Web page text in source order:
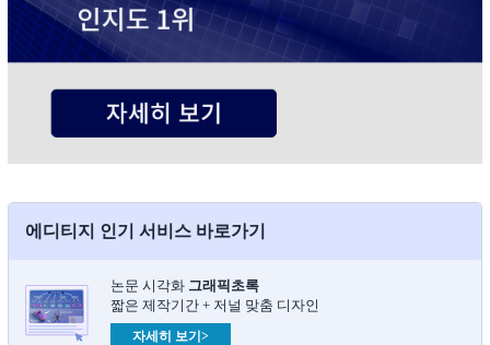
에디티지 인기 서비스 바로가기
논문 시각화 그래픽초록​
짧은 제작기간 + 저널 맞춤 디자인
자세히 보기>